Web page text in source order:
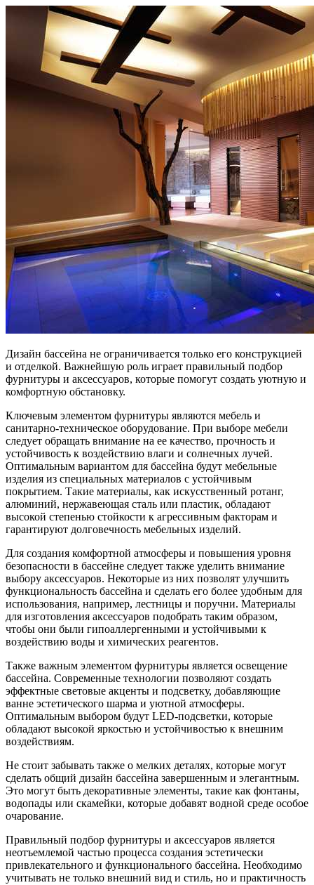
Дизайн бассейна не ограничивается только его конструкцией
и отделкой. Важнейшую роль играет правильный подбор
фурнитуры и аксессуаров, которые помогут создать уютную и
комфортную обстановку.
Ключевым элементом фурнитуры являются мебель и
санитарно-техническое оборудование. При выборе мебели
следует обращать внимание на ее качество, прочность и
устойчивость к воздействию влаги и солнечных лучей.
Оптимальным вариантом для бассейна будут мебельные
изделия из специальных материалов с устойчивым
покрытием. Такие материалы, как искусственный ротанг,
алюминий, нержавеющая сталь или пластик, обладают
высокой степенью стойкости к агрессивным факторам и
гарантируют долговечность мебельных изделий.
Для создания комфортной атмосферы и повышения уровня
безопасности в бассейне следует также уделить внимание
выбору аксессуаров. Некоторые из них позволят улучшить
функциональность бассейна и сделать его более удобным для
использования, например, лестницы и поручни. Материалы
для изготовления аксессуаров подобрать таким образом,
чтобы они были гипоаллергенными и устойчивыми к
воздействию воды и химических реагентов.
Также важным элементом фурнитуры является освещение
бассейна. Современные технологии позволяют создать
эффектные световые акценты и подсветку, добавляющие
ванне эстетического шарма и уютной атмосферы.
Оптимальным выбором будут LED-подсветки, которые
обладают высокой яркостью и устойчивостью к внешним
воздействиям.
Не стоит забывать также о мелких деталях, которые могут
сделать общий дизайн бассейна завершенным и элегантным.
Это могут быть декоративные элементы, такие как фонтаны,
водопады или скамейки, которые добавят водной среде особое
очарование.
Правильный подбор фурнитуры и аксессуаров является
неотъемлемой частью процесса создания эстетически
привлекательного и функционального бассейна. Необходимо
учитывать не только внешний вид и стиль, но и практичность